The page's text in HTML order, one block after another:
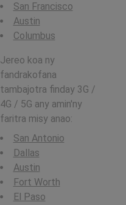
San Francisco
Austin
Columbus
Jereo koa ny
fandrakofana
tambajotra finday 3G /
4G / 5G any amin'ny
faritra misy anao:
San Antonio
Dallas
Austin
Fort Worth
El Paso